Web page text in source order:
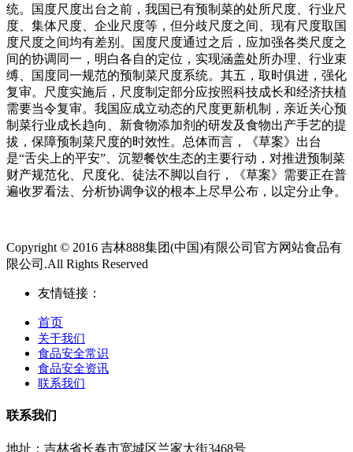
统。国度尺度出台之前，我国已有预制菜的处所尺度、行业尺
度、集体尺度、企业尺度等，但分歧尺度之间、现有尺度取国
度尺度之间均有差别。国度尺度通过之后，应加强各类尺度之
间的协调同一，明白各自的定位，实现涵盖处所办理、行业束
缚、国度同一规范的预制菜尺度系统。其五，取时俱进，强化
复审。尺度实施后，尺度制定部分应按照科技成长和经济扶植
需要当令复审。我国应成立动态的尺度更新机制，亲近关心预
制菜行业成长趋向、新食物添加剂的研发及食物出产手艺的提
拔，保障预制菜尺度的时效性。总体而言，《草案》出台
是“舌尖上的平安”、沉塑餐饮生态的主要行动，对推进预制菜
财产规范化、尺度化、徒法不脚以自行，《草案》需要正在普
遍收罗看法、分析协调争议的根本上尽早公布，以定分止争。
Copyright © 2016 吉林888集团(中国)有限公司官方网站食品有
限公司.All Rights Reserved
友情链接：
首页
关于我们
食品安全常识
食品安全资讯
联系我们
联系我们
地址：吉林省长春市宽城区兰家大街3468号